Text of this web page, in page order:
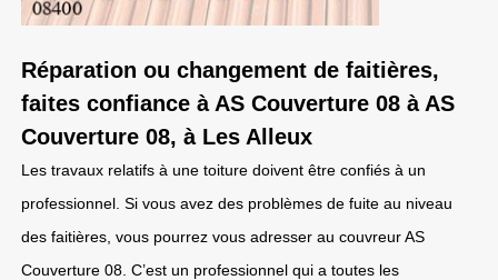
Réparation ou changement de faitières,
faites confiance à AS Couverture 08 à AS
Couverture 08, à Les Alleux
Les travaux relatifs à une toiture doivent être confiés à un
professionnel. Si vous avez des problèmes de fuite au niveau
des faitières, vous pourrez vous adresser au couvreur AS
Couverture 08. C’est un professionnel qui a toutes les